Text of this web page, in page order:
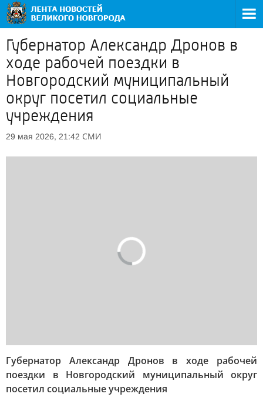
Губернатор Александр Дронов в
ходе рабочей поездки в
Новгородский муниципальный
округ посетил социальные
учреждения
29 мая 2026, 21:42 СМИ
Губернатор Александр Дронов в ходе рабочей
поездки в Новгородский муниципальный округ
посетил социальные учреждения